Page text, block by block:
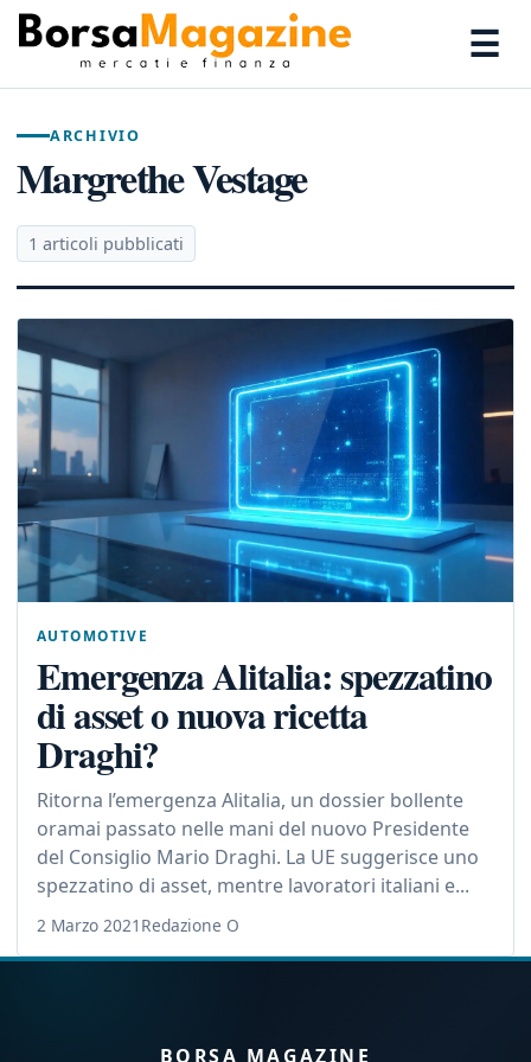
☰
ARCHIVIO
Margrethe Vestage
1 articoli pubblicati
AUTOMOTIVE
Emergenza Alitalia: spezzatino
di asset o nuova ricetta
Draghi?
Ritorna l’emergenza Alitalia, un dossier bollente
oramai passato nelle mani del nuovo Presidente
del Consiglio Mario Draghi. La UE suggerisce uno
spezzatino di asset, mentre lavoratori italiani e...
2 Marzo 2021 Redazione O
BORSA MAGAZINE